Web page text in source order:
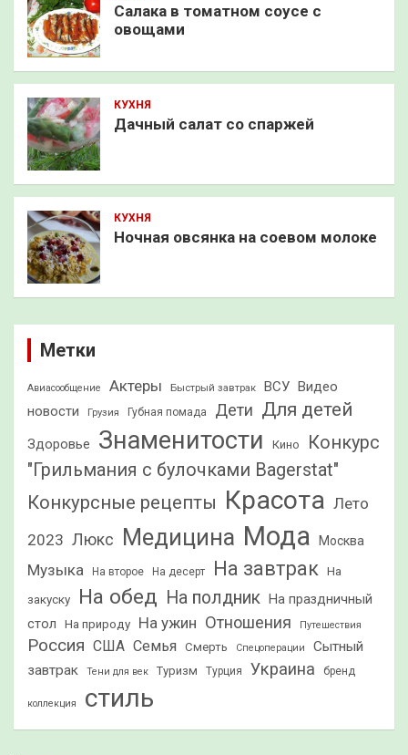
Салака в томатном соусе с
овощами
КУХНЯ
Дачный салат со спаржей
КУХНЯ
Ночная овсянка на соевом молоке
Метки
Авиасообщение Актеры Быстрый завтрак ВСУ Видео
новости
Грузия Губная помада Дети Для детей
Здоровье Знаменитости Кино
Конкурс
"Грильмания с булочками Bagerstat"
Конкурсные рецепты Красота Лето
2023 Люкс Медицина Мода Москва
Музыка На второе На десерт На завтрак На
закуску На обед На полдник На праздничный
стол
На природу На ужин Отношения Путешествия
Россия США Семья Смерть Спецоперации
Сытный
завтрак
Тени для век Туризм Турция Украина бренд
коллекция стиль